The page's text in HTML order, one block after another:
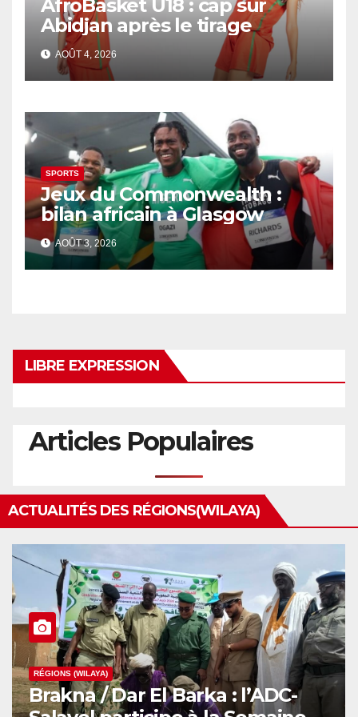
AfroBasket U18 : cap sur
Abidjan après le tirage
AOÛT 4, 2026
SPORTS
Jeux du Commonwealth :
bilan africain à Glasgow
AOÛT 3, 2026
LIBRE EXPRESSION
Articles Populaires
ACTUALITÉS DES RÉGIONS(WILAYA)
RÉGIONS (WILAYA)
Brakna / Dar El Barka : l’ADC-